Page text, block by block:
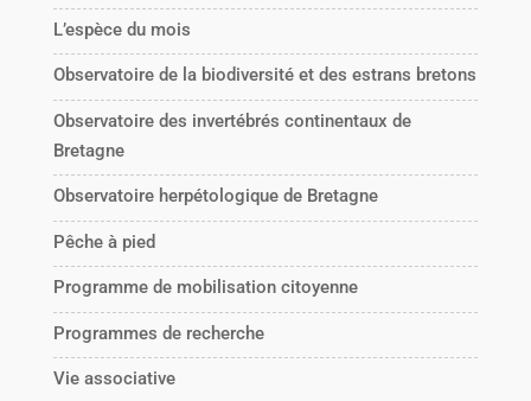
L’espèce du mois
Observatoire de la biodiversité et des estrans bretons
Observatoire des invertébrés continentaux de
Bretagne
Observatoire herpétologique de Bretagne
Pêche à pied
Programme de mobilisation citoyenne
Programmes de recherche
Vie associative